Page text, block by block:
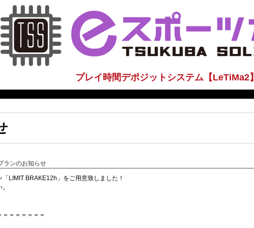
プレイ時間デポジットシステム【LeTiMa2】
ンのお知らせ
「LIMIT BRAKE12h」をご用意致しました！
＝＝＝＝＝＝＝